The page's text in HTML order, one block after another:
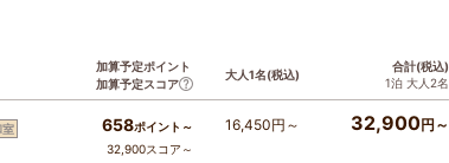
加算予定ポイント
加算予定スコア
大人1名(税込)
合計(税込)
1泊 大人2名
室 658ポイント～
32,900スコア～
16,450円～ 32,900円～